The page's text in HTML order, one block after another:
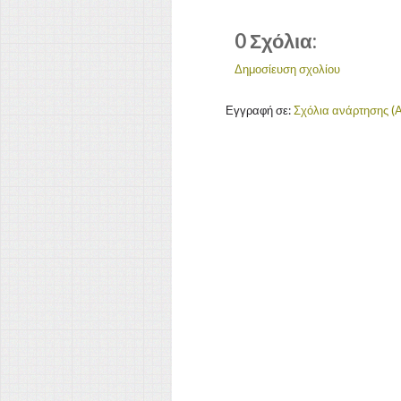
0 Σχόλια:
Δημοσίευση σχολίου
Εγγραφή σε:Σχόλια ανάρτησης